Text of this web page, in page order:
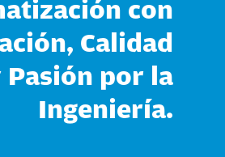
con
Calidad
Pasión por la
Ingeniería.